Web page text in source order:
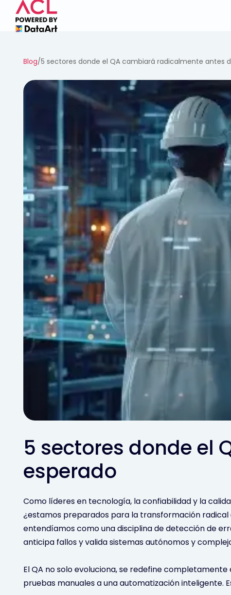
Blog/5 sectores donde el QA cambiará radicalmente antes
5 sectores donde el
esperado
Como líderes en tecnología, la confiabilidad y la
¿estamos preparados para la transformación radical
entendíamos como una disciplina de detección de
anticipa fallos y valida sistemas autónomos y
El QA no solo evoluciona, se redefine
pruebas manuales a una automatización inteligente.